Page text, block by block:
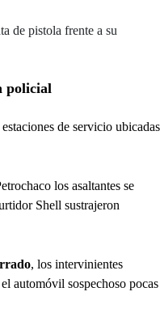
de pistola frente a su
policial
de servicio ubicadas
los asaltantes se
Shell sustrajeron
, los intervinientes
automóvil sospechoso pocas